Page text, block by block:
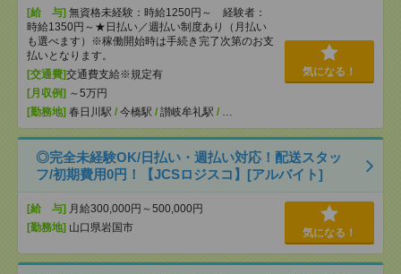
[給 与] 無資格未経験：時給1250円～ 経験者：
時給1350円～★日払い／週払い制度あり（月払い
も選べます）※稼働開始時は手続き完了次第のお支
払いとなります。
[交通費]交通費支給※規定有
[月収例] ～5万円
[勤務地] 春日川駅 / 今橋駅 / 讃岐牟礼駅 / …
気になる！
◎完全未経験OK/日払い・週払い対応！配送スタッ
フ/初期費用0円！【JCSロジスコ】[アルバイト]
[給 与] 月給300,000円～500,000円
[勤務地] 山口県岩国市 気になる！